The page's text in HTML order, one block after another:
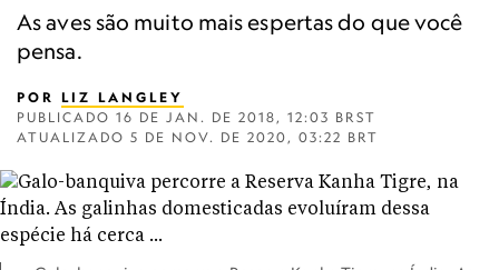
As aves são muito mais espertas do que você
pensa.
POR LIZ LANGLEY
PUBLICADO 16 DE JAN. DE 2018, 12:03 BRST
ATUALIZADO 5 DE NOV. DE 2020, 03:22 BRT